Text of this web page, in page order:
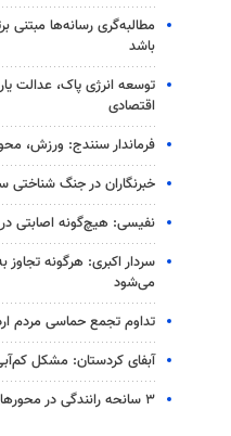
مطالبه‌گری رسانه‌ها
باشد
توسعه انرژی پاک، عدالت
اقتصادی
فرماندار سنندج: ورزش،
خبرنگاران در جنگ
نفیسی: هیچ‌گونه اصابتی
سردار اکبری: هرگونه
می‌شود
تداوم تجمع حماسی مردم
آبفای کردستان: مشکل
۳ سانحه رانندگی در محورهای استان سمنان؛ کودک ۴ ساله جان باخت